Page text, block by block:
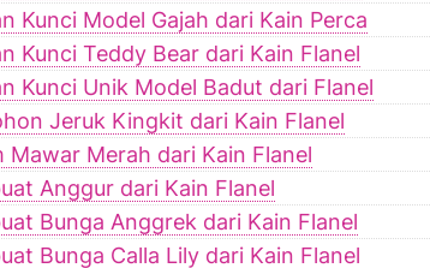
Kunci Model Gajah dari Kain Perca
Kunci Teddy Bear dari Kain Flanel
Kunci Unik Model Badut dari Flanel
Jeruk Kingkit dari Kain Flanel
Mawar Merah dari Kain Flanel
Anggur dari Kain Flanel
Bunga Anggrek dari Kain Flanel
Bunga Calla Lily dari Kain Flanel